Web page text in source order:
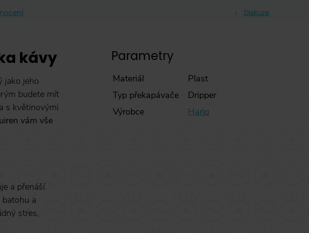
Diskuze
kávy
jako jeho
budete mít
s květinovými
vám vše
a přenáší.
a
stres,
Parametry
Materiál
Plast
Typ překapávače
Dripper
Výrobce
Hario